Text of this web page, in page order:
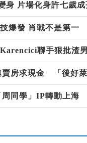
身 片場化身許七歲成
爆發 肖戰不是第一
聯手狠批渣
房求現金 「後好萊
同學」IP轉動上海